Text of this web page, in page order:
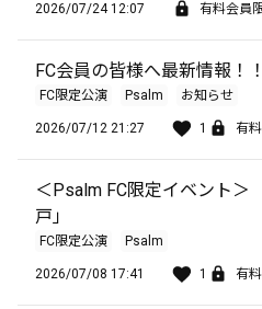
2026/07/24 12:07 有料会員
FC会員の皆様へ最新情報！
FC限定公演 Psalm お知らせ
2026/07/12 21:27 1 有
＜Psalm FC限定イベント＞
戸」
FC限定公演 Psalm
2026/07/08 17:41 1 有